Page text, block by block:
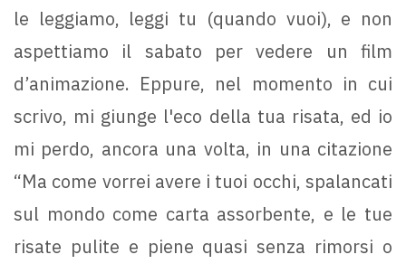
le leggiamo, leggi tu (quando vuoi), e non
aspettiamo il sabato per vedere un film
d’animazione. Eppure, nel momento in cui
scrivo, mi giunge l'eco della tua risata, ed io
mi perdo, ancora una volta, in una citazione
“Ma come vorrei avere i tuoi occhi, spalancati
sul mondo come carta assorbente, e le tue
risate pulite e piene quasi senza rimorsi o